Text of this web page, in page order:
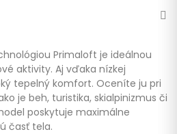
Primaloft je ideálnou
aktivity. Aj vďaka nízkej
tepelný komfort. Oceníte ju pri
je beh, turistika, skialpinizmus či
poskytuje maximálne
časť tela.